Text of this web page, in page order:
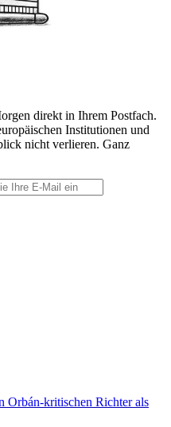
direkt in Ihrem Postfach.
Institutionen und
nicht verlieren. Ganz
Orbán-kritischen Richter als